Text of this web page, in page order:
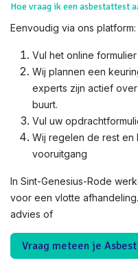
Hoe vraag ik een asbestattest
Eenvoudig via ons platform:
Vul het online
Wij plannen een
experts zijn actief
buurt.
Vul uw
Wij regelen de rest
vooruitgang
In Sint-Genesius-Rode
voor een vlotte
advies of
Vraag meteen je